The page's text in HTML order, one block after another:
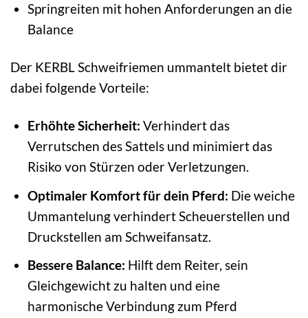
Springreiten mit hohen Anforderungen an die
Balance
Der KERBL Schweifriemen ummantelt bietet dir
dabei folgende Vorteile:
Erhöhte Sicherheit: Verhindert das
Verrutschen des Sattels und minimiert das
Risiko von Stürzen oder Verletzungen.
Optimaler Komfort für dein Pferd: Die weiche
Ummantelung verhindert Scheuerstellen und
Druckstellen am Schweifansatz.
Bessere Balance: Hilft dem Reiter, sein
Gleichgewicht zu halten und eine
harmonische Verbindung zum Pferd